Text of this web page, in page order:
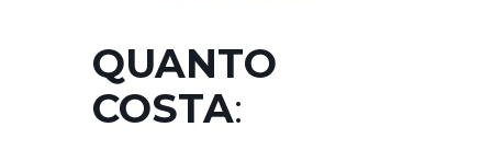
QUANTO
COSTA: